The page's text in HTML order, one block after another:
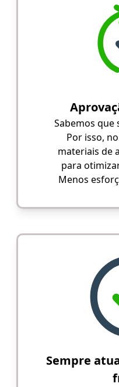
Sabemos que
Por isso,
materiais de
para
Menos
Sempre